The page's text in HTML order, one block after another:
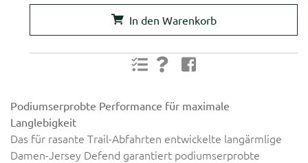
In den Warenkorb
Podiumserprobte Performance für maximale
Langlebigkeit
Das für rasante Trail-Abfahrten entwickelte langärmlige
Damen-Jersey Defend garantiert podiumserprobte